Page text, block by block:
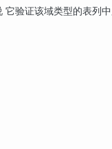
验证该域类型的表列中